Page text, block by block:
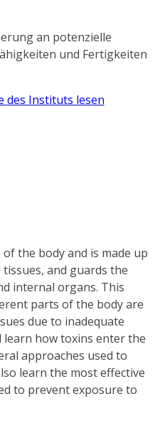
an potenzielle
und Fertigkeiten
des Instituts lesen
the body and is made up
and guards the
internal organs. This
parts of the body are
due to inadequate
learn how toxins enter the
approaches used to
learn the most effective
to prevent exposure to